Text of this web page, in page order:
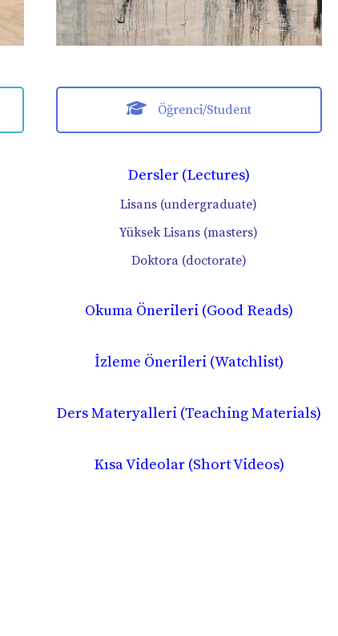
Öğrenci/Student
Dersler (Lectures)
Lisans (undergraduate)
Yüksek Lisans (masters)
Doktora (doctorate)
Okuma Önerileri (Good Reads)
İzleme Önerileri (Watchlist)
Ders Materyalleri (Teaching Materials)
Kısa Videolar (Short Videos)